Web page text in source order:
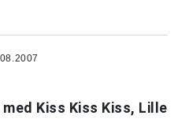
Kiss Kiss Kiss, Lille